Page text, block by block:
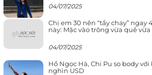
04/07/2025
Chị em 30 nên “tẩy chay”
này: Mặc vào trông vừa quê
04/07/2025
Hồ Ngọc Hà, Chi Pu so body
nghìn USD